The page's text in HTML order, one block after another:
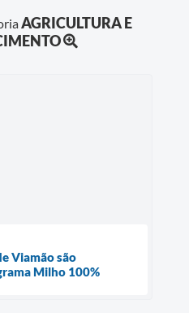
AGRICULTURA E
Viamão são
Milho 100%